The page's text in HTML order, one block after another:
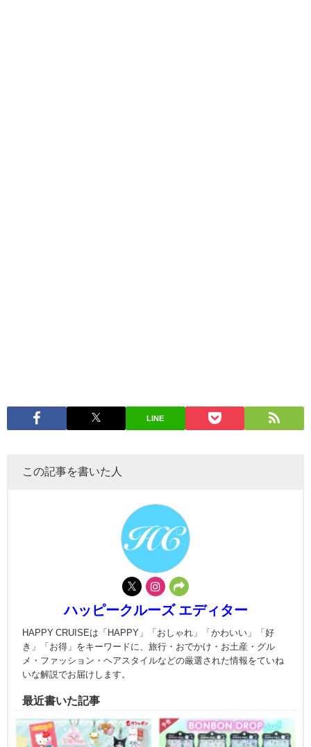
LINE
この記事を書いた人
ハッピークルーズ エディター
HAPPY CRUISEは「HAPPY」「おしゃれ」「かわいい」「好
き」「お得」をキーワードに、旅行・おでかけ・お土産・グル
メ・ファッション・ヘアスタイルなどの厳選された情報をていね
いな解説でお届けします。
最近書いた記事